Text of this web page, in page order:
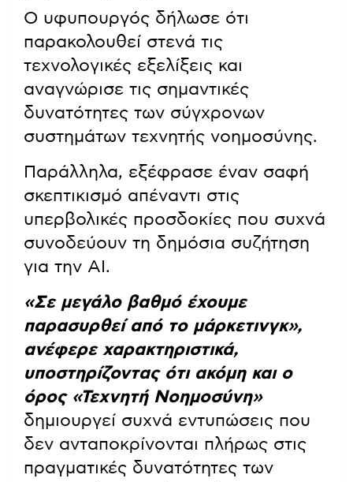
Ο υφυπουργός δήλωσε ότι
παρακολουθεί στενά τις
τεχνολογικές εξελίξεις και
αναγνώρισε τις σημαντικές
δυνατότητες των σύγχρονων
συστημάτων τεχνητής νοημοσύνης.
Παράλληλα, εξέφρασε έναν σαφή
σκεπτικισμό απέναντι στις
υπερβολικές προσδοκίες που συχνά
συνοδεύουν τη δημόσια συζήτηση
για την AI.
«Σε μεγάλο βαθμό έχουμε
παρασυρθεί από το μάρκετινγκ»,
ανέφερε χαρακτηριστικά,
υποστηρίζοντας ότι ακόμη και ο
όρος «Τεχνητή Νοημοσύνη»
δημιουργεί συχνά εντυπώσεις που
δεν ανταποκρίνονται πλήρως στις
πραγματικές δυνατότητες των